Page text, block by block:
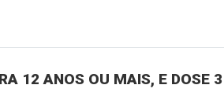
12 ANOS OU MAIS, E DOSE